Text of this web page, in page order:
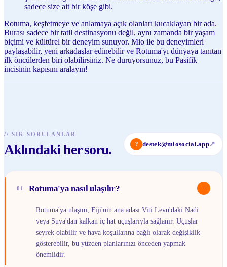
sadece size ait bir köşe gibi.
Rotuma, keşfetmeye ve anlamaya açık olanları kucaklayan bir ada.
Burası sadece bir tatil destinasyonu değil, aynı zamanda bir yaşam
biçimi ve kültürel bir deneyim sunuyor. Mio ile bu deneyimleri
paylaşabilir, yeni arkadaşlar edinebilir ve Rotuma'yı dünyaya tanıtan
ilk öncülerden biri olabilirsiniz. Ne duruyorsunuz, bu Pasifik
incisinin kapısını aralayın!
// SIK SORULANLAR
Aklındaki her soru. ? destek@miosocial.app↗
01 Rotuma'ya nasıl ulaşılır? −
Rotuma'ya ulaşım, Fiji'nin ana adası Viti Levu'daki Nadi
veya Suva'dan kalkan iç hat uçuşlarıyla sağlanır. Uçuşlar
seyrek olabilir ve hava koşullarına bağlı olarak değişiklik
gösterebilir, bu yüzden planlarınızı önceden yapmak
önemlidir.